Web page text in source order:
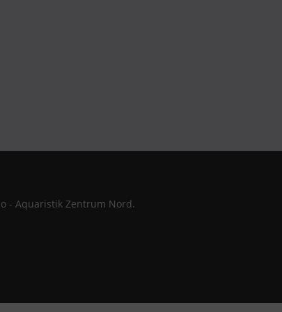
- Aquaristik Zentrum Nord.